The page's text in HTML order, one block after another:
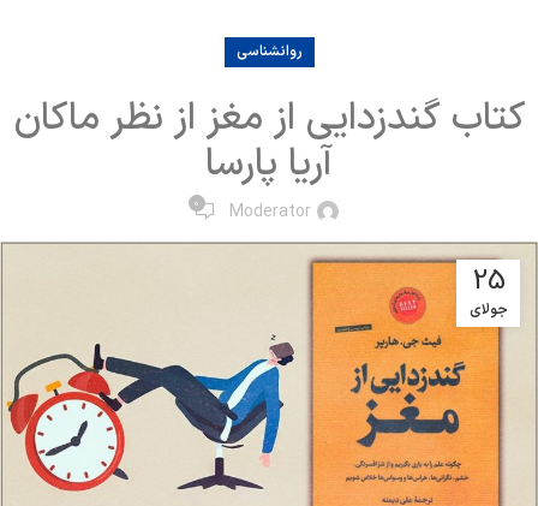
روانشناسی
کتاب گندزدایی از مغز از نظر ماکان
آریا پارسا
Moderator
0
25
جولای